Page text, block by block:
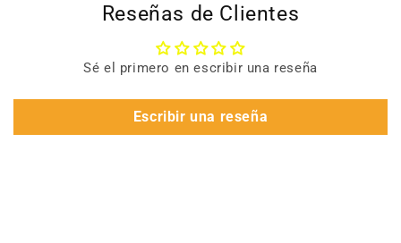
Reseñas de Clientes
Sé el primero en escribir una reseña
Escribir una reseña